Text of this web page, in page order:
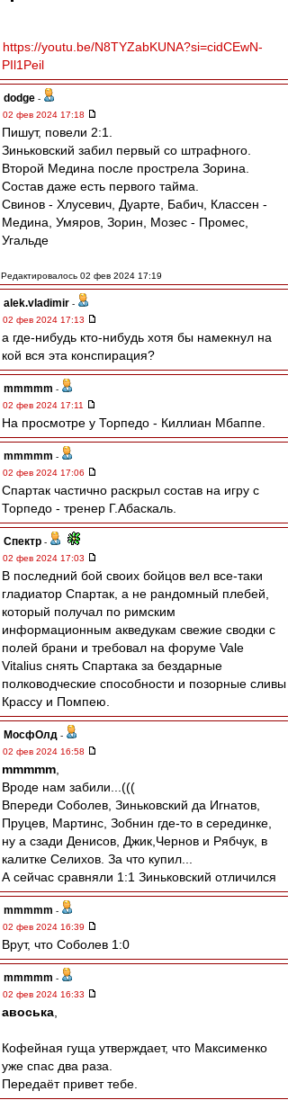
https://youtu.be/N8TYZabKUNA?si=cidCEwN-
PIl1Peil
dodge -
02 фев 2024 17:18
Пишут, повели 2:1.
Зиньковский забил первый со штрафного.
Второй Медина после прострела Зорина.
Состав даже есть первого тайма.
Свинов - Хлусевич, Дуарте, Бабич, Классен -
Медина, Умяров, Зорин, Мозес - Промес,
Угальде
Редактировалось 02 фев 2024 17:19
alek.vladimir -
02 фев 2024 17:13
а где-нибудь кто-нибудь хотя бы намекнул на
кой вся эта конспирация?
mmmmm -
02 фев 2024 17:11
На просмотре у Торпедо - Киллиан Мбаппе.
mmmmm -
02 фев 2024 17:06
Спартак частично раскрыл состав на игру с
Торпедо - тренер Г.Абаскаль.
Спектр -
02 фев 2024 17:03
В последний бой своих бойцов вел все-таки
гладиатор Спартак, а не рандомный плебей,
который получал по римским
информационным акведукам свежие сводки с
полей брани и требовал на форуме Vale
Vitalius снять Спартака за бездарные
полководческие способности и позорные сливы
Крассу и Помпею.
МосфОлд -
02 фев 2024 16:58
mmmmm
Вроде нам забили...(((
Впереди Соболев, Зиньковский да Игнатов,
Пруцев, Мартинс, Зобнин где-то в серединке,
ну а сзади Денисов, Джик,Чернов и Рябчук, в
калитке Селихов. За что купил...
А сейчас сравняли 1:1 Зиньковский отличился
mmmmm -
02 фев 2024 16:39
Врут, что Соболев 1:0
mmmmm -
02 фев 2024 16:33
авоська
Кофейная гуща утверждает, что Максименко
уже спас два раза.
Передаёт привет тебе.